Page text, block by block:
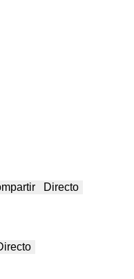
Directo